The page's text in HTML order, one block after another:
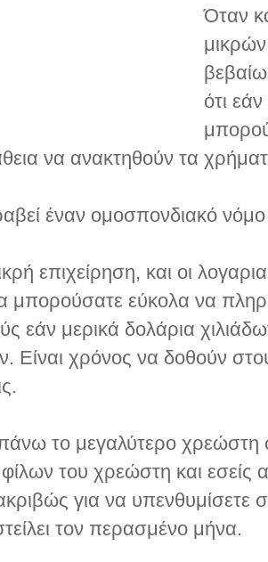
Όταν
ότι
να ανακτηθούν τα
έναν ομοσπονδιακό
επιχείρηση, και οι
μπορούσατε εύκολα να
εάν μερικά δολάρια
Είναι χρόνος να δοθούν
το μεγαλύτερο χρεώστη
του χρεώστη και
για να υπενθυμίσετε
τον περασμένο μήνα.